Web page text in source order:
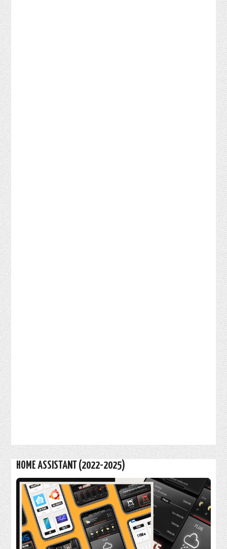
HOME ASSISTANT (2022-2025)